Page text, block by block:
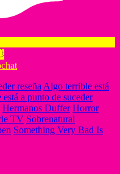
reseña Algo terrible está
a punto de suceder
Hermanos Duffer Horror
TV Sobrenatural
Something Very Bad Is